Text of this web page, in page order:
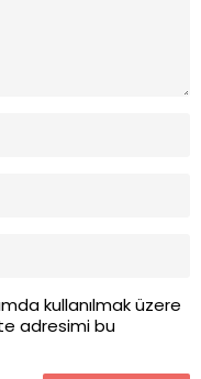
kullanılmak üzere
adresimi bu